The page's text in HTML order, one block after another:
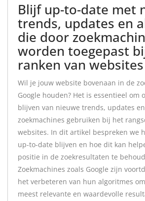
Blijf up-to-date met
trends, updates en
die door
worden toegepast
ranken van websites
Wil je jouw website bovenaan in de
Google houden? Het is essentieel om
blijven van nieuwe trends, updates
zoekmachines gebruiken bij het
websites. In dit artikel bespreken we
up-to-date blijven en hoe dit kan
positie in de zoekresultaten te
Zoekmachines zoals Google zijn
het verbeteren van hun algoritmes
meest relevante en waardevolle